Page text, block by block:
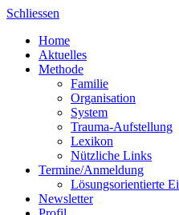
Skip
content
Schliessen
Home
Aktuelles
Methode
Familie
Organisation
System
Trauma-Aufstellung
Lexikon
Nützliche Links
Termine/Anmeldung
Lösungsorientierte
Newsletter